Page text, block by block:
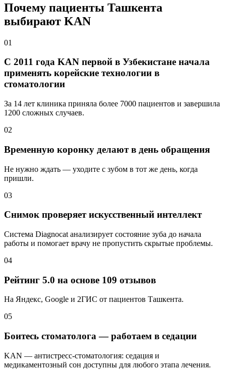
Почему пациенты Ташкента
выбирают KAN
01
С 2011 года KAN первой в Узбекистане начала
применять корейские технологии в
стоматологии
За 14 лет клиника приняла более 7000 пациентов и завершила
1200 сложных случаев.
02
Временную коронку делают в день обращения
Не нужно ждать — уходите с зубом в тот же день, когда
пришли.
03
Снимок проверяет искусственный интеллект
Система Diagnocat анализирует состояние зуба до начала
работы и помогает врачу не пропустить скрытые проблемы.
04
Рейтинг 5.0 на основе 109 отзывов
На Яндекс, Google и 2ГИС от пациентов Ташкента.
05
Боитесь стоматолога — работаем в седации
KAN — антистресс-стоматология: седация и
медикаментозный сон доступны для любого этапа лечения.